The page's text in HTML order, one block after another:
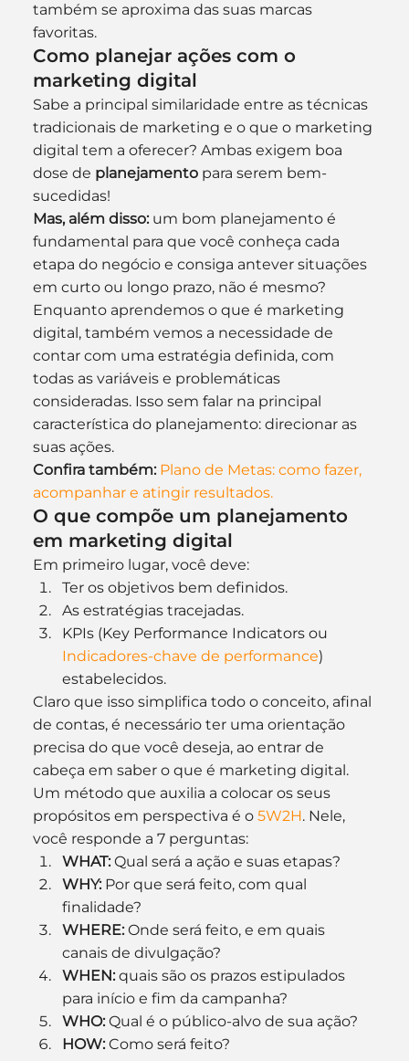
também se aproxima das suas marcas
favoritas.
Como planejar ações com o
marketing digital
Sabe a principal similaridade entre as técnicas
tradicionais de marketing e o que o marketing
digital tem a oferecer? Ambas exigem boa
dose de planejamento para serem bem-
sucedidas!
Mas, além disso: um bom planejamento é
fundamental para que você conheça cada
etapa do negócio e consiga antever situações
em curto ou longo prazo, não é mesmo?
Enquanto aprendemos o que é marketing
digital, também vemos a necessidade de
contar com uma estratégia definida, com
todas as variáveis e problemáticas
consideradas. Isso sem falar na principal
característica do planejamento: direcionar as
suas ações.
Confira também: Plano de Metas: como fazer,
acompanhar e atingir resultados.
O que compõe um planejamento
em marketing digital
Em primeiro lugar, você deve:
Ter os objetivos bem definidos.
As estratégias tracejadas.
KPIs (Key Performance Indicators ou
Indicadores-chave de performance)
estabelecidos.
Claro que isso simplifica todo o conceito, afinal
de contas, é necessário ter uma orientação
precisa do que você deseja, ao entrar de
cabeça em saber o que é marketing digital.
Um método que auxilia a colocar os seus
propósitos em perspectiva é o 5W2H. Nele,
você responde a 7 perguntas:
WHAT: Qual será a ação e suas etapas?
WHY: Por que será feito, com qual
finalidade?
WHERE: Onde será feito, e em quais
canais de divulgação?
WHEN: quais são os prazos estipulados
para início e fim da campanha?
WHO: Qual é o público-alvo de sua ação?
HOW: Como será feito?